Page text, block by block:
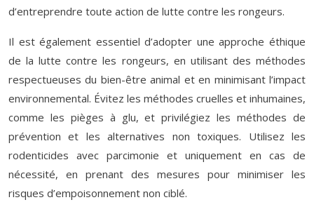
d’entreprendre toute action de lutte contre les rongeurs.
Il est également essentiel d’adopter une approche éthique
de la lutte contre les rongeurs, en utilisant des méthodes
respectueuses du bien-être animal et en minimisant l’impact
environnemental. Évitez les méthodes cruelles et inhumaines,
comme les pièges à glu, et privilégiez les méthodes de
prévention et les alternatives non toxiques. Utilisez les
rodenticides avec parcimonie et uniquement en cas de
nécessité, en prenant des mesures pour minimiser les
risques d’empoisonnement non ciblé.